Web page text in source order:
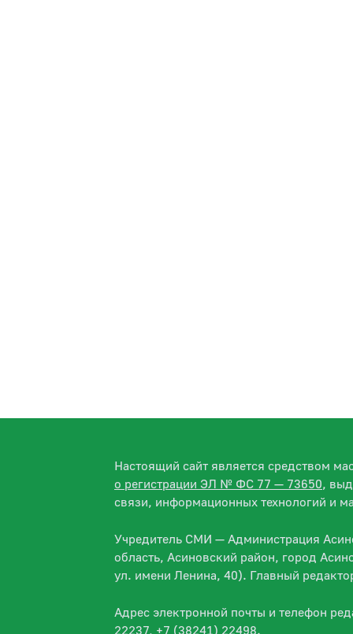
Настоящий сайт является средством
о регистрации ЭЛ № ФС 77 — 73650,
связи, информационных технологий и
Учредитель СМИ — Администрация
область, Асиновский район, город
ул. имени Ленина, 40). Главный
Адрес электронной почты и телефон
22237, +7 (38241) 22498.